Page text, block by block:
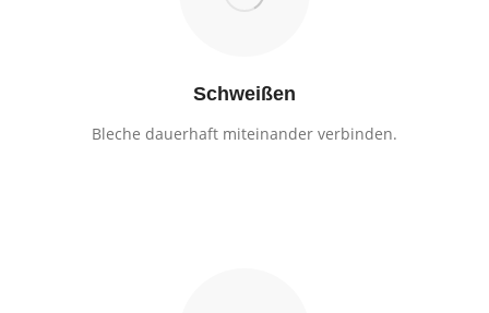
Schweißen
Bleche dauerhaft miteinander verbinden.